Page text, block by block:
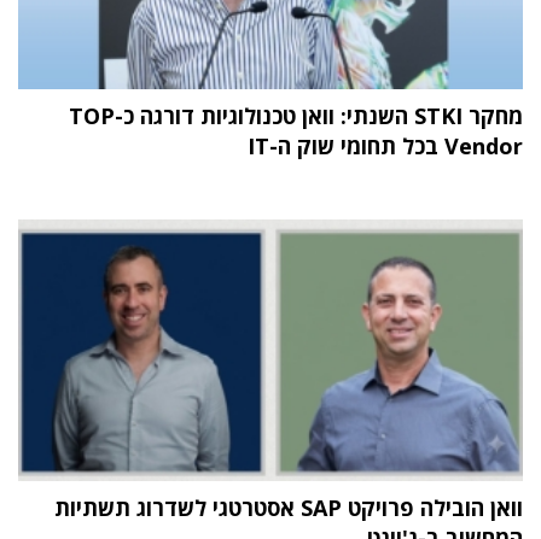
מחקר STKI השנתי: וואן טכנולוגיות דורגה כ-TOP
Vendor בכל תחומי שוק ה-IT
וואן הובילה פרויקט SAP אסטרטגי לשדרוג תשתיות